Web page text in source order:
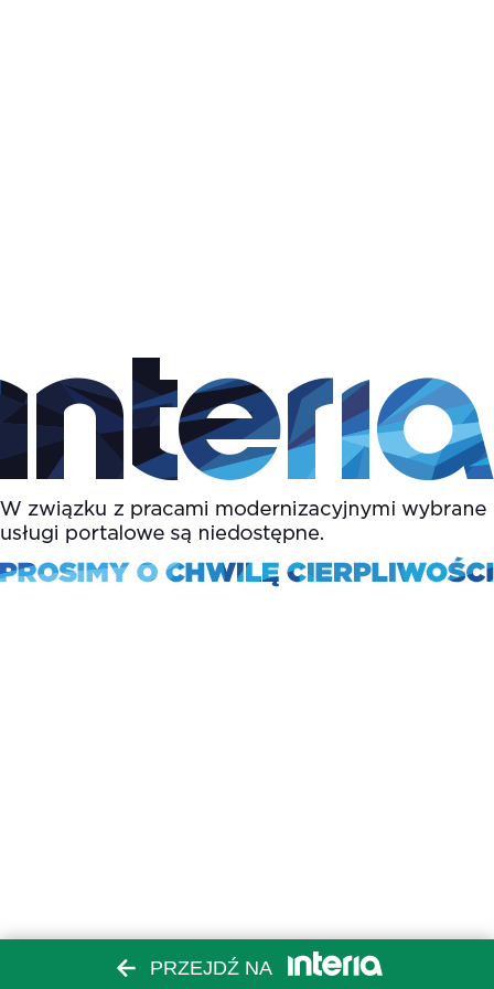
PRZEJDŹ NA